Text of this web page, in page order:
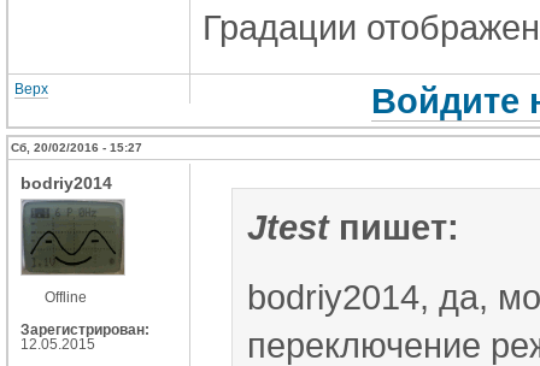
Градации
Верх Войдите
Сб, 20/02/2016 - 15:27
bodriy2014
Offline
Зарегистрирован:
12.05.2015
Jtestпишет:
bodriy2014, да,
переключение